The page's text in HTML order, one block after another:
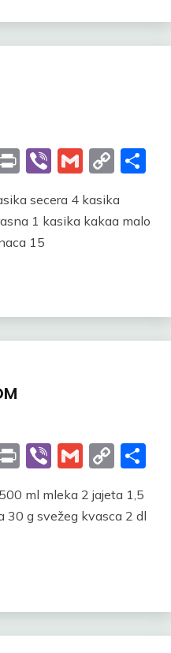
PrintViberGmail
secera 4 kasika
1 kasika kakaa malo
15
PrintViberGmail
ml mleka 2 jajeta 1,5
30 g svežeg kvasca 2 dl